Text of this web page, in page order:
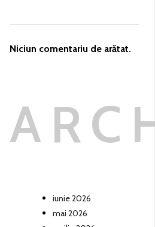
Niciun comentariu de arătat.
iunie 2026
mai 2026